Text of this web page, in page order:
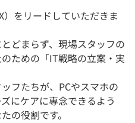
をリードしていただきま
どまらず、現場スタッフの
ための「IT戦略の立案・実
フたちが、PCやスマホの
にケアに専念できるよう
の役割です。